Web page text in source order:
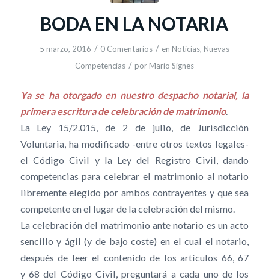
BODA EN LA NOTARIA
5 marzo, 2016 / 0 Comentarios / en Noticias, Nuevas
Competencias / por Mario Signes
Ya se ha otorgado en nuestro despacho notarial, la
primera escritura de celebración de matrimonio.
La Ley 15/2.015, de 2 de julio, de Jurisdicción
Voluntaria, ha modificado -entre otros textos legales-
el Código Civil y la Ley del Registro Civil, dando
competencias para celebrar el matrimonio al notario
libremente elegido por ambos contrayentes y que sea
competente en el lugar de la celebración del mismo.
La celebración del matrimonio ante notario es un acto
sencillo y ágil (y de bajo coste) en el cual el notario,
después de leer el contenido de los artículos 66, 67
y 68 del Código Civil, preguntará a cada uno de los